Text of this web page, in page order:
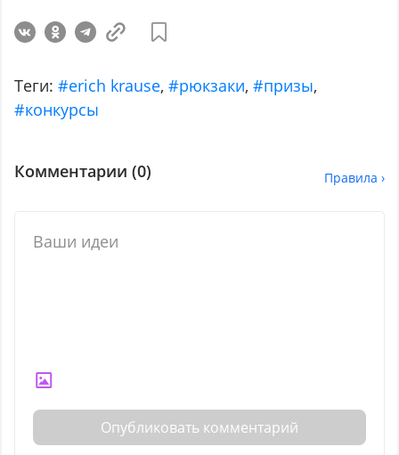
Теги: #erich krause,#рюкзаки,#призы,
#конкурсы
Комментарии (0) Правила ›
Опубликовать комментарий